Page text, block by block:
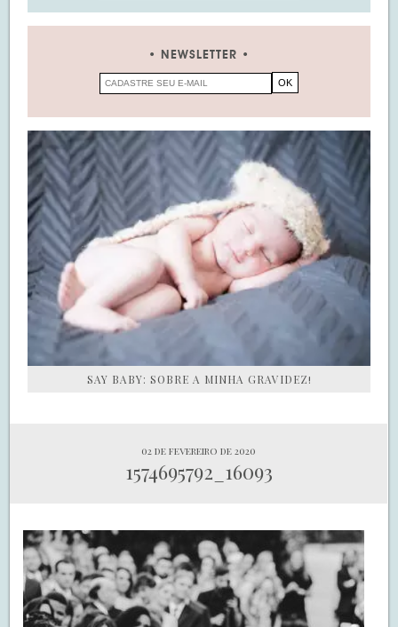
NEWSLETTER
SAY BABY: SOBRE A MINHA GRAVIDEZ!
02 de fevereiro de 2020
1574695792_16093